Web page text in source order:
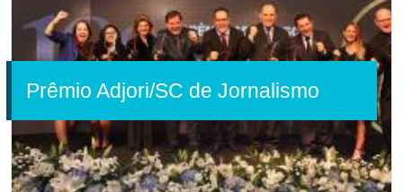
Prêmio Adjori/SC de Jornalismo